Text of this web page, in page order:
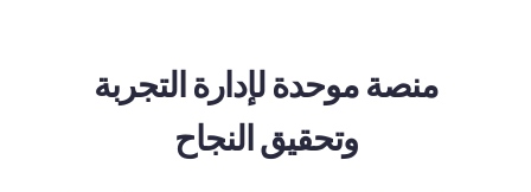
منصةموحدةلإدارةالتجربة
وتحقيقالنجاح